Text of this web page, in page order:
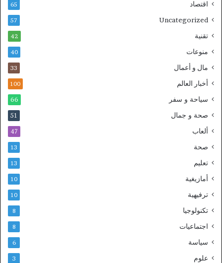
اقتصاد 65
Uncategorized
57
تقنية 42
منوعات 40
مال و أعمال 33
أخبار العالم 100
سياحة و سفر 66
صحة و جمال 51
ألعاب 47
صحة 13
تعليم 13
أمازيغية 10
ترفيهية 10
تكنولوجيا 8
اجتماعيات 8
سياسة 6
علوم 3